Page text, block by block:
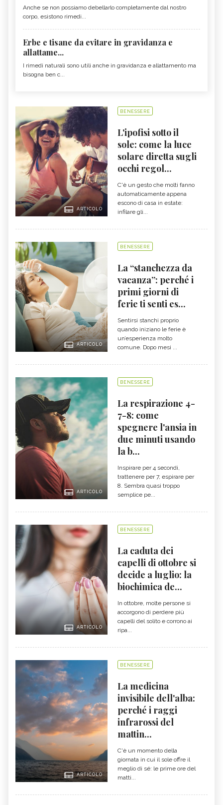
Anche se non possiamo debellarlo completamente dal nostro
corpo, esistono rimedi...
Erbe e tisane da evitare in gravidanza e
allattame...
I rimedi naturali sono utili anche in gravidanza e allattamento ma
bisogna ben c...
ARTICOLO
BENESSERE
L'ipofisi sotto il
sole: come la luce
solare diretta sugli
occhi regol...
C'è un gesto che molti fanno
automaticamente appena
escono di casa in estate:
infilare gli...
ARTICOLO
BENESSERE
La “stanchezza da
vacanza”: perché i
primi giorni di
ferie ti senti es...
Sentirsi stanchi proprio
quando iniziano le ferie è
un’esperienza molto
comune. Dopo mesi ...
ARTICOLO
BENESSERE
La respirazione 4-
7-8: come
spegnere l'ansia in
due minuti usando
la b...
Inspirare per 4 secondi,
trattenere per 7, espirare per
8. Sembra quasi troppo
semplice pe...
ARTICOLO
BENESSERE
La caduta dei
capelli di ottobre si
decide a luglio: la
biochimica de...
In ottobre, molte persone si
accorgono di perdere più
capelli del solito e corrono ai
ripa...
ARTICOLO
BENESSERE
La medicina
invisibile dell'alba:
perché i raggi
infrarossi del
mattin...
C'è un momento della
giornata in cui il sole offre il
meglio di sé: le prime ore del
matti...